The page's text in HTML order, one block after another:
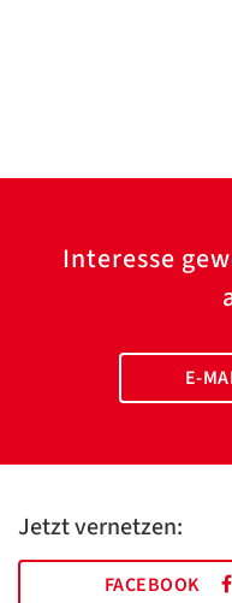
Interesse
E-
Jetzt vernetzen:
FACEBOOK